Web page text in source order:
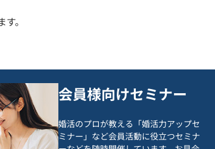
。
会員様向けセミナー
婚活のプロが教える「婚活力アップセ
ミナー」など会員活動に役立つセミナ